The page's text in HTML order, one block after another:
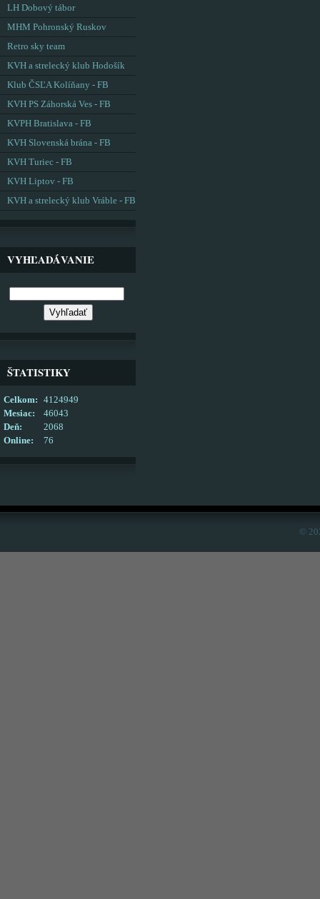
LH Dobový tábor
MHM Pohronský Ruskov
Retro sky team
KVH a strelecký klub Hodošík
Klub ČSĽA Kolíňany - FB
KVH PS Záhorská Ves - FB
KVPH Bratislava - FB
KVH Slovenská brána - FB
KVH Turiec - FB
KVH Liptov - FB
KVH a strelecký klub Vráble - FB
VYHĽADÁVANIE
ŠTATISTIKY
Online: 76
Celkom:
4124949
Mesiac:
46043
Deň:
2068
©